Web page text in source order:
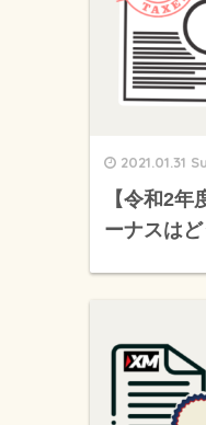
2021.01.31
【令和2
ーナスは